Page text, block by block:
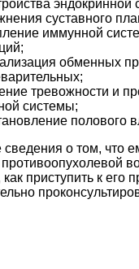
эндокринной
суставного
иммунной
обменных
тревожности и
системы;
полового
сведения о том, что
приступить к его